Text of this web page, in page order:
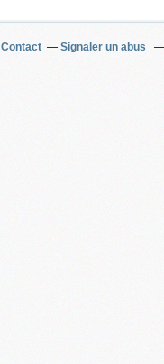
Contact Signaler un abus